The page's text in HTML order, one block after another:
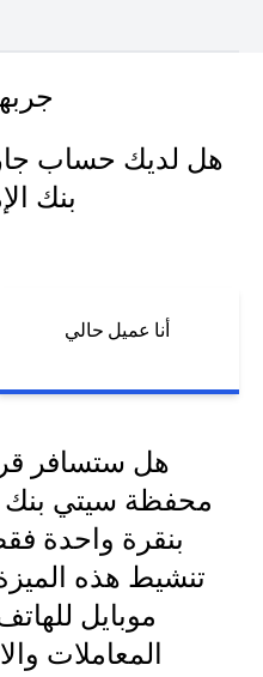
هل لديك حساب
بنك
أنا عميل حالي
هل ستسافر
محفظة سيتي بنك
بنقرة واحدة
تنشيط هذه
موبايل
المعاملات